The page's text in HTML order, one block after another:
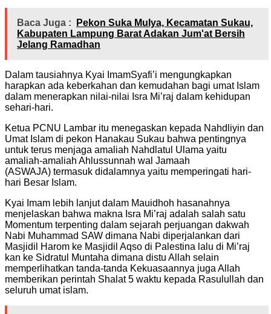
Baca Juga :
Pekon Suka Mulya, Kecamatan Sukau,
Kabupaten Lampung Barat Adakan Jum'at Bersih
Jelang Ramadhan
Dalam tausiahnya Kyai ImamSyafi’i mengungkapkan
harapkan ada keberkahan dan kemudahan bagi umat Islam
dalam menerapkan nilai-nilai Isra Mi’raj dalam kehidupan
sehari-hari.
Ketua PCNU Lambar itu menegaskan kepada Nahdliyin dan
Umat Islam di pekon Hanakau Sukau bahwa pentingnya
untuk terus menjaga amaliah Nahdlatul Ulama yaitu
amaliah-amaliah Ahlussunnah wal Jamaah
(ASWAJA) termasuk didalamnya yaitu memperingati hari-
hari Besar Islam.
Kyai Imam lebih lanjut dalam Mauidhoh hasanahnya
menjelaskan bahwa makna Isra Mi’raj adalah salah satu
Momentum terpenting dalam sejarah perjuangan dakwah
Nabi Muhammad SAW dimana Nabi diperjalankan dari
Masjidil Harom ke Masjidil Aqso di Palestina lalu di Mi’raj
kan ke Sidratul Muntaha dimana distu Allah selain
memperlihatkan tanda-tanda Kekuasaannya juga Allah
memberikan perintah Shalat 5 waktu kepada Rasulullah dan
seluruh umat islam.